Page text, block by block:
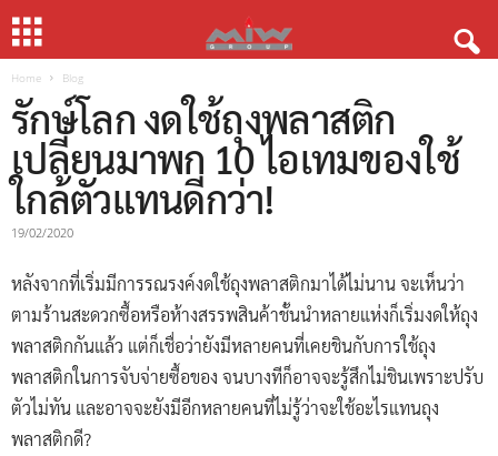
Home Blog
รักษ์โลก งดใช้ถุงพลาสติก
เปลี่ยนมาพก 10 ไอเทมของใช้
ใกล้ตัวแทนดีกว่า!
19/02/2020
หลังจากที่เริ่มมีการรณรงค์งดใช้ถุงพลาสติกมาได้ไม่นาน จะเห็นว่า
ตามร้านสะดวกซื้อหรือห้างสรรพสินค้าชั้นนำหลายแห่งก็เริ่มงดให้ถุง
พลาสติกกันแล้ว แต่ก็เชื่อว่ายังมีหลายคนที่เคยชินกับการใช้ถุง
พลาสติกในการจับจ่ายซื้อของ จนบางทีก็อาจจะรู้สึกไม่ชินเพราะปรับ
ตัวไม่ทัน และอาจจะยังมีอีกหลายคนที่ไม่รู้ว่าจะใช้อะไรแทนถุง
พลาสติกดี?